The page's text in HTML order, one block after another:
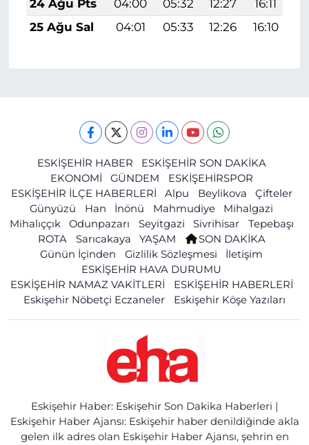
24 Ağu Pts 04:00 05:32 12:27 16:11
25 Ağu Sal
04:01 05:33 12:26 16:10
ESKİŞEHİR HABER
ESKİŞEHİR SON DAKİKA
EKONOMİ
GÜNDEM
ESKİŞEHİRSPOR
ESKİŞEHİR İLÇE HABERLERİ
Alpu Beylikova
Çifteler
Günyüzü
Han İnönü Mahmudiye
Mihalgazi
Mihalıççık
Odunpazarı Seyitgazi Sivrihisar
Tepebaşı
ROTA
Sarıcakaya YAŞAM
SON DAKİKA
Günün İçinden
Gizlilik Sözleşmesi
İletişim
ESKİŞEHİR HAVA DURUMU
ESKİŞEHİR NAMAZ VAKİTLERİ
ESKİŞEHİR HABERLERİ
Eskişehir Nöbetçi Eczaneler
Eskişehir Köşe Yazıları
Eskişehir Haber: Eskişehir Son Dakika Haberleri |
Eskişehir Haber Ajansı: Eskişehir haber denildiğinde akla
gelen ilk adres olan Eskişehir Haber Ajansı, şehrin en